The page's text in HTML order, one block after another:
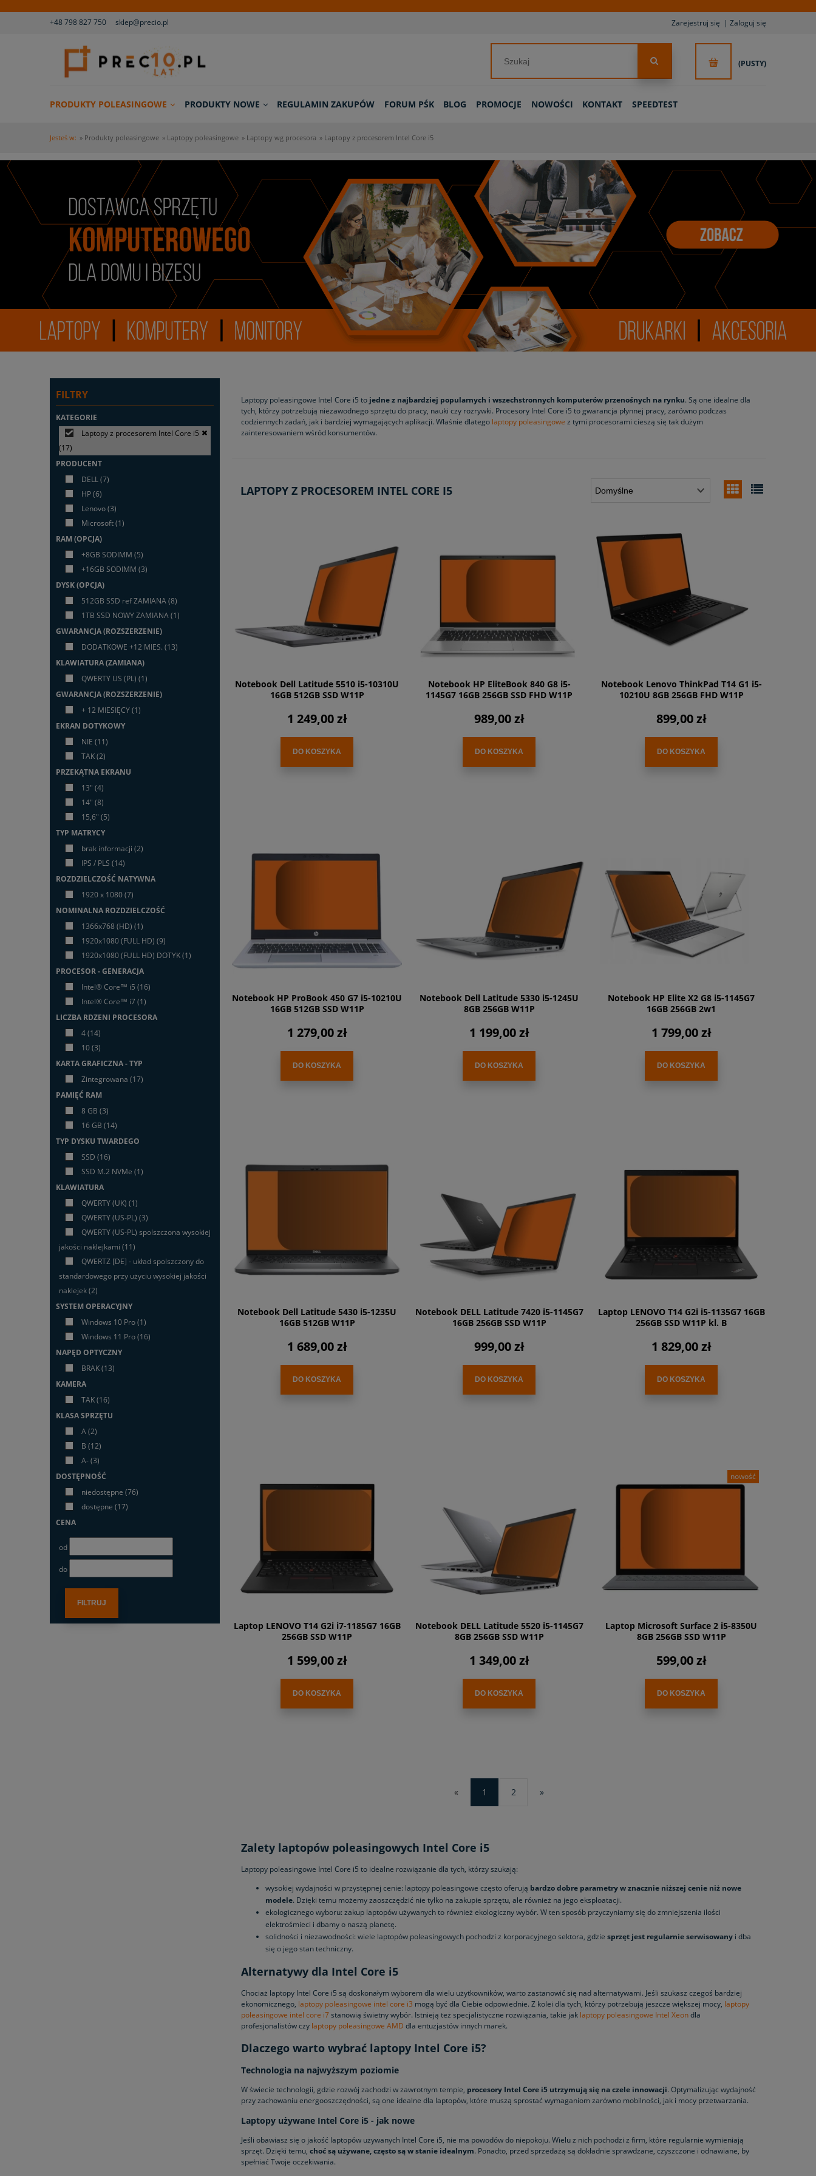
Zarejestruj się Zaloguj się
+48 798 827 750 sklep@precio.pl
(PUSTY)
PRODUKTY POLEASINGOWE PRODUKTY NOWE REGULAMIN ZAKUPÓW FORUM PŚK BLOG PROMOCJE NOWOŚCI KONTAKT SPEEDTEST
Jesteś w: » Produkty poleasingowe » Laptopy poleasingowe » Laptopy wg procesora » Laptopy z procesorem Intel Core i5
FILTRY
KATEGORIE
Laptopy z procesorem Intel Core i5
(17)
PRODUCENT
DELL(7)
HP(6)
Lenovo(3)
Microsoft(1)
RAM (OPCJA)
+8GB SODIMM (5)
+16GB SODIMM (3)
DYSK (OPCJA)
512GB SSD ref ZAMIANA(8)
1TB SSD NOWY ZAMIANA(1)
GWARANCJA (ROZSZERZENIE)
DODATKOWE +12 MIES. (13)
KLAWIATURA (ZAMIANA)
QWERTY US (PL) (1)
GWARANCJA (ROZSZERZENIE)
+ 12 MIESIĘCY(1)
EKRAN DOTYKOWY
NIE (11)
TAK(2)
PRZEKĄTNA EKRANU
13" (4)
14" (8)
15,6" (5)
TYP MATRYCY
brak informacji (2)
IPS / PLS (14)
ROZDZIELCZOŚĆ NATYWNA
1920 x 1080(7)
NOMINALNA ROZDZIELCZOŚĆ
1366x768 (HD) (1)
1920x1080 (FULL HD) (9)
1920x1080 (FULL HD) DOTYK(1)
PROCESOR - GENERACJA
Intel® Core™ i5 (16)
Intel® Core™ i7(1)
LICZBA RDZENI PROCESORA
4(14)
10(3)
KARTA GRAFICZNA - TYP
Zintegrowana (17)
PAMIĘĆ RAM
8 GB (3)
16 GB (14)
TYP DYSKU TWARDEGO
SSD (16)
SSD M.2 NVMe (1)
KLAWIATURA
QWERTY (UK) (1)
QWERTY (US-PL) (3)
QWERTY (US-PL) spolszczona wysokiej
jakości naklejkami (11)
QWERTZ [DE] - układ spolszczony do
standardowego przy użyciu wysokiej jakości
naklejek(2)
SYSTEM OPERACYJNY
Windows 10 Pro(1)
Windows 11 Pro(16)
NAPĘD OPTYCZNY
BRAK(13)
KAMERA
TAK(16)
KLASA SPRZĘTU
A(2)
B (12)
A-(3)
DOSTĘPNOŚĆ
niedostępne (76)
dostępne (17)
CENA
od
do
FILTRUJ
Laptopy poleasingowe Intel Core i5 to jedne z najbardziej popularnych i wszechstronnych komputerów przenośnych na rynku. Są one idealne dla
tych, którzy potrzebują niezawodnego sprzętu do pracy, nauki czy rozrywki. Procesory Intel Core i5 to gwarancja płynnej pracy, zarówno podczas
codziennych zadań, jak i bardziej wymagających aplikacji. Właśnie dlatego laptopy poleasingowe z tymi procesorami cieszą się tak dużym
zainteresowaniem wśród konsumentów.
LAPTOPY Z PROCESOREM INTEL CORE I5
Notebook Dell Latitude 5510 i5-10310U
16GB 512GB SSD W11P
1 249,00 zł
DO KOSZYKA
Notebook HP EliteBook 840 G8 i5-
1145G7 16GB 256GB SSD FHD W11P
989,00 zł
DO KOSZYKA
Notebook Lenovo ThinkPad T14 G1 i5-
10210U 8GB 256GB FHD W11P
899,00 zł
DO KOSZYKA
Notebook HP ProBook 450 G7 i5-10210U
16GB 512GB SSD W11P
1 279,00 zł
DO KOSZYKA
Notebook Dell Latitude 5330 i5-1245U
8GB 256GB W11P
1 199,00 zł
DO KOSZYKA
Notebook HP Elite X2 G8 i5-1145G7
16GB 256GB 2w1
1 799,00 zł
DO KOSZYKA
Notebook Dell Latitude 5430 i5-1235U
16GB 512GB W11P
1 689,00 zł
DO KOSZYKA
Notebook DELL Latitude 7420 i5-1145G7
16GB 256GB SSD W11P
999,00 zł
DO KOSZYKA
Laptop LENOVO T14 G2i i5-1135G7 16GB
256GB SSD W11P kl. B
1 829,00 zł
DO KOSZYKA
Laptop LENOVO T14 G2i i7-1185G7 16GB
256GB SSD W11P
1 599,00 zł
DO KOSZYKA
Notebook DELL Latitude 5520 i5-1145G7
8GB 256GB SSD W11P
1 349,00 zł
DO KOSZYKA
Laptop Microsoft Surface 2 i5-8350U
8GB 256GB SSD W11P
599,00 zł
DO KOSZYKA
nowość
« 1 2 »
Zalety laptopów poleasingowych Intel Core i5
Laptopy poleasingowe Intel Core i5 to idealne rozwiązanie dla tych, którzy szukają:
wysokiej wydajności w przystępnej cenie: laptopy poleasingowe często oferują bardzo dobre parametry w znacznie niższej cenie niż nowe
modele. Dzięki temu możemy zaoszczędzić nie tylko na zakupie sprzętu, ale również na jego eksploatacji.
ekologicznego wyboru: zakup laptopów używanych to również ekologiczny wybór. W ten sposób przyczyniamy się do zmniejszenia ilości
elektrośmieci i dbamy o naszą planetę.
solidności i niezawodności: wiele laptopów poleasingowych pochodzi z korporacyjnego sektora, gdzie sprzęt jest regularnie serwisowany i dba
się o jego stan techniczny.
Alternatywy dla Intel Core i5
Chociaż laptopy Intel Core i5 są doskonałym wyborem dla wielu użytkowników, warto zastanowić się nad alternatywami. Jeśli szukasz czegoś bardziej
ekonomicznego, laptopy poleasingowe intel core i3 mogą być dla Ciebie odpowiednie. Z kolei dla tych, którzy potrzebują jeszcze większej mocy, laptopy
poleasingowe intel core i7stanowią świetny wybór. Istnieją też specjalistyczne rozwiązania, takie jak laptopy poleasingowe Intel Xeondla
profesjonalistów czy laptopy poleasingowe AMD dla entuzjastów innych marek.
Dlaczego warto wybrać laptopy Intel Core i5?
Technologia na najwyższym poziomie
W świecie technologii, gdzie rozwój zachodzi w zawrotnym tempie, procesory Intel Core i5 utrzymują się na czele innowacji. Optymalizując wydajność
przy zachowaniu energooszczędności, są one idealne dla laptopów, które muszą sprostać wymaganiom zarówno mobilności, jak i mocy przetwarzania.
Laptopy używane Intel Core i5 - jak nowe
Jeśli obawiasz się o jakość laptopów używanych Intel Core i5, nie ma powodów do niepokoju. Wielu z nich pochodzi z firm, które regularnie wymieniają
sprzęt. Dzięki temu, choć są używane, często są w stanie idealnym. Ponadto, przed sprzedażą są dokładnie sprawdzane, czyszczone i odnawiane, by
spełniać Twoje oczekiwania.